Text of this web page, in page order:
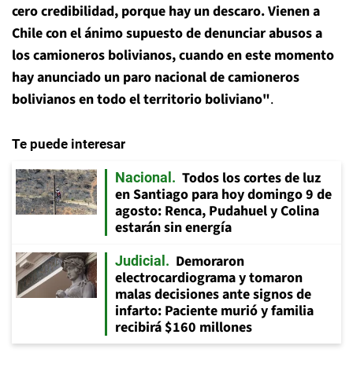
cero credibilidad, porque hay un descaro. Vienen a
Chile con el ánimo supuesto de denunciar abusos a
los camioneros bolivianos,cuando en este momento
hay anunciado un paro nacional de camioneros
bolivianos en todo el territorio boliviano".
Te puede interesar
Nacional
Todos los cortes de luz
en Santiago para hoy domingo 9 de
agosto: Renca, Pudahuel y Colina
estarán sin energía
Judicial
Demoraron
electrocardiograma y tomaron
malas decisiones ante signos de
infarto: Paciente murió y familia
recibirá $160 millones